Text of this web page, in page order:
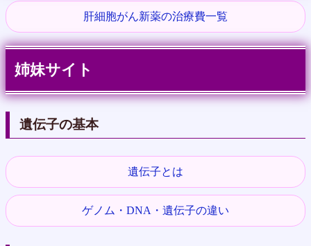
肝細胞がん新薬の治療費一覧
姉妹サイト
遺伝子の基本
遺伝子とは
ゲノム・DNA・遺伝子の違い